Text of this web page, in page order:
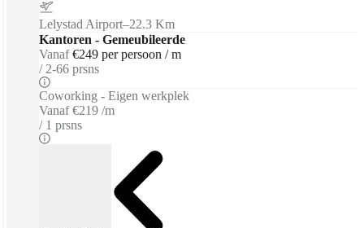
Lelystad Airport–22.3 Km
Kantoren - Gemeubileerde
Vanaf €249 per persoon / m
2-66 prsns
Coworking - Eigen werkplek
Vanaf €219 /m
1 prsns